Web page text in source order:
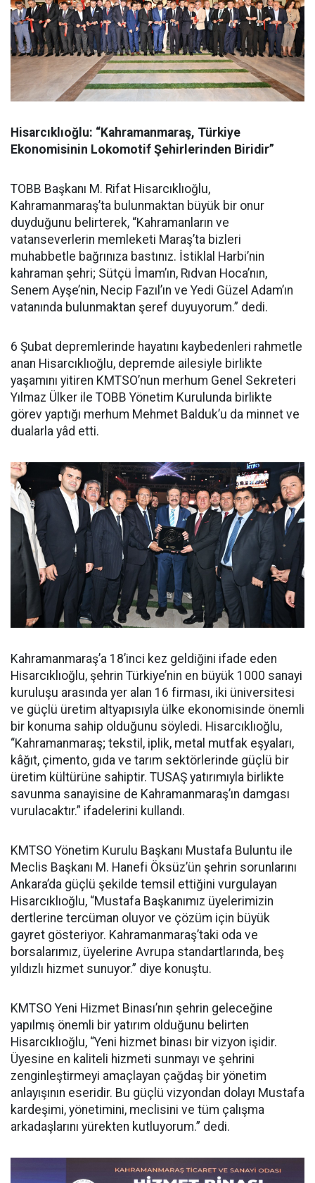
Hisarcıklıoğlu: “Kahramanmaraş, Türkiye
Ekonomisinin Lokomotif Şehirlerinden Biridir”
TOBB Başkanı M. Rifat Hisarcıklıoğlu,
Kahramanmaraş’ta bulunmaktan büyük bir onur
duyduğunu belirterek, “Kahramanların ve
vatanseverlerin memleketi Maraş’ta bizleri
muhabbetle bağrınıza bastınız. İstiklal Harbi’nin
kahraman şehri; Sütçü İmam’ın, Rıdvan Hoca’nın,
Senem Ayşe’nin, Necip Fazıl’ın ve Yedi Güzel Adam’ın
vatanında bulunmaktan şeref duyuyorum.” dedi.
6 Şubat depremlerinde hayatını kaybedenleri rahmetle
anan Hisarcıklıoğlu, depremde ailesiyle birlikte
yaşamını yitiren KMTSO’nun merhum Genel Sekreteri
Yılmaz Ülker ile TOBB Yönetim Kurulunda birlikte
görev yaptığı merhum Mehmet Balduk’u da minnet ve
dualarla yâd etti.
Kahramanmaraş’a 18’inci kez geldiğini ifade eden
Hisarcıklıoğlu, şehrin Türkiye’nin en büyük 1000 sanayi
kuruluşu arasında yer alan 16 firması, iki üniversitesi
ve güçlü üretim altyapısıyla ülke ekonomisinde önemli
bir konuma sahip olduğunu söyledi. Hisarcıklıoğlu,
“Kahramanmaraş; tekstil, iplik, metal mutfak eşyaları,
kâğıt, çimento, gıda ve tarım sektörlerinde güçlü bir
üretim kültürüne sahiptir. TUSAŞ yatırımıyla birlikte
savunma sanayisine de Kahramanmaraş’ın damgası
vurulacaktır.” ifadelerini kullandı.
KMTSO Yönetim Kurulu Başkanı Mustafa Buluntu ile
Meclis Başkanı M. Hanefi Öksüz’ün şehrin sorunlarını
Ankara’da güçlü şekilde temsil ettiğini vurgulayan
Hisarcıklıoğlu, “Mustafa Başkanımız üyelerimizin
dertlerine tercüman oluyor ve çözüm için büyük
gayret gösteriyor. Kahramanmaraş’taki oda ve
borsalarımız, üyelerine Avrupa standartlarında, beş
yıldızlı hizmet sunuyor.” diye konuştu.
KMTSO Yeni Hizmet Binası’nın şehrin geleceğine
yapılmış önemli bir yatırım olduğunu belirten
Hisarcıklıoğlu, “Yeni hizmet binası bir vizyon işidir.
Üyesine en kaliteli hizmeti sunmayı ve şehrini
zenginleştirmeyi amaçlayan çağdaş bir yönetim
anlayışının eseridir. Bu güçlü vizyondan dolayı Mustafa
kardeşimi, yönetimini, meclisini ve tüm çalışma
arkadaşlarını yürekten kutluyorum.” dedi.